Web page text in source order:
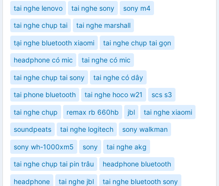
tai nghe lenovo tai nghe sony sony m4
tai nghe chụp tai tai nghe marshall
tại nghe bluetooth xiaomi tai nghe chụp tai gọn
headphone có mic tai nghe có mic
tai nghe chụp tai sony tai nghe có dây
tai phone bluetooth tai nghe hoco w21 scs s3
tai nghe chụp remax rb 660hb jbl tai nghe xiaomi
soundpeats tai nghe logitech sony walkman
sony wh-1000xm5 sony tai nghe akg
tai nghe chụp tai pin trâu headphone bluetooth
headphone tai nghe jbl tai nghe bluetooth sony